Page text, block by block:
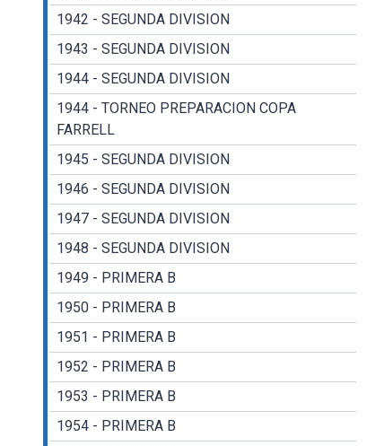
1942 - SEGUNDA DIVISION
1943 - SEGUNDA DIVISION
1944 - SEGUNDA DIVISION
1944 - TORNEO PREPARACION COPA
FARRELL
1945 - SEGUNDA DIVISION
1946 - SEGUNDA DIVISION
1947 - SEGUNDA DIVISION
1948 - SEGUNDA DIVISION
1949 - PRIMERA B
1950 - PRIMERA B
1951 - PRIMERA B
1952 - PRIMERA B
1953 - PRIMERA B
1954 - PRIMERA B